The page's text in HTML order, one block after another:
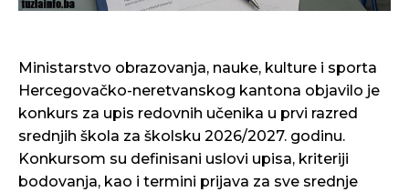
Ministarstvo obrazovanja, nauke, kulture i sporta
Hercegovačko-neretvanskog kantona objavilo je
konkurs za upis redovnih učenika u prvi razred
srednjih škola za školsku 2026/2027. godinu.
Konkursom su definisani uslovi upisa, kriteriji
bodovanja, kao i termini prijava za sve srednje